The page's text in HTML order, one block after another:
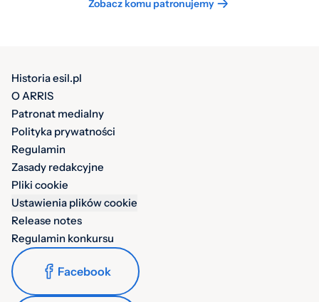
Zobacz komu patronujemy
Historia esil.pl
O ARRIS
Patronat medialny
Polityka prywatności
Regulamin
Zasady redakcyjne
Pliki cookie
Ustawienia plików cookie
Release notes
Regulamin konkursu
Facebook